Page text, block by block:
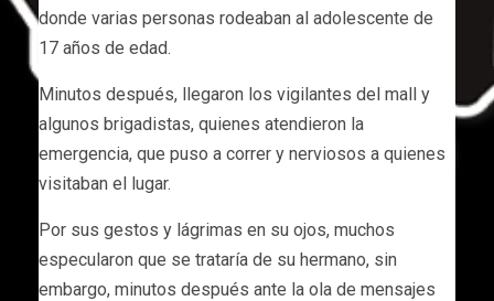
donde varias personas rodeaban al adolescente de
17 años de edad.
Minutos después, llegaron los vigilantes del mall y
algunos brigadistas, quienes atendieron la
emergencia, que puso a correr y nerviosos a quienes
visitaban el lugar.
Por sus gestos y lágrimas en su ojos, muchos
especularon que se trataría de su hermano, sin
embargo, minutos después ante la ola de mensajes